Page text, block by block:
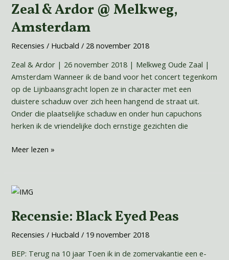
Zeal & Ardor @ Melkweg,
Amsterdam
Recensies / Hucbald/ 28 november 2018
Zeal & Ardor | 26 november 2018 | Melkweg Oude Zaal |
Amsterdam Wanneer ik de band voor het concert tegenkom
op de Lijnbaansgracht lopen ze in character met een
duistere schaduw over zich heen hangend de straat uit.
Onder die plaatselijke schaduw en onder hun capuchons
herken ik de vriendelijke doch ernstige gezichten die
Ardor
@
Melkweg,
Amsterdam
Meer lezen »
Recensie: Black Eyed Peas
Recensies / Hucbald/ 19 november 2018
BEP: Terug na 10 jaar Toen ik in de zomervakantie een e-
Recensie:
Eyed